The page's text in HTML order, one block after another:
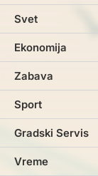
Svet
Ekonomija
Zabava
Sport
Gradski Servis
Vreme